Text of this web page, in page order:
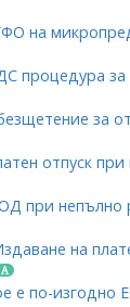
на
процедура за
за
отпуск при
при непълно
на
е по-изгодно